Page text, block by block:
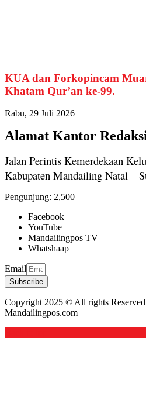
KUA dan Forkopincam
Khatam Qur’an ke-99.
Rabu, 29 Juli 2026
Alamat Kantor
Jalan Perintis Kemerdekaan
Kabupaten Mandailing Natal –
Pengunjung: 2,500
Facebook
YouTube
Mandailingpos TV
Whatshaap
Email
Subscribe
Copyright 2025 © All rights
Mandailingpos.com